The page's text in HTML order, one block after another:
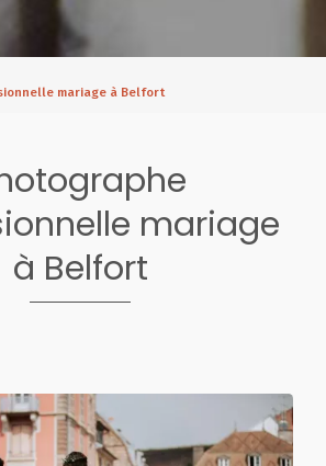
mariage à Belfort
mariage
à Belfort